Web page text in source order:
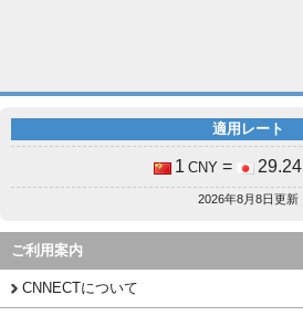
適用レート
1 CNY = 29.24
2026年8月8日更新
ご利用案内
CNNECTについて